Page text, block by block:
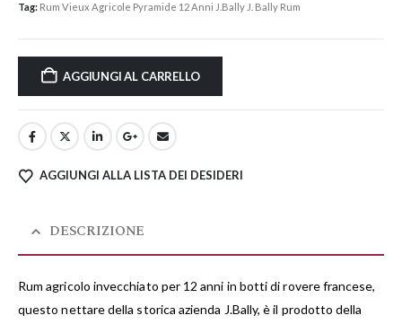
Tag: Rum Vieux Agricole Pyramide 12 Anni J.Bally J. Bally Rum
AGGIUNGI AL CARRELLO
AGGIUNGI ALLA LISTA DEI DESIDERI
DESCRIZIONE
Rum agricolo invecchiato per 12 anni in botti di rovere francese,
questo nettare della storica azienda J.Bally, è il prodotto della